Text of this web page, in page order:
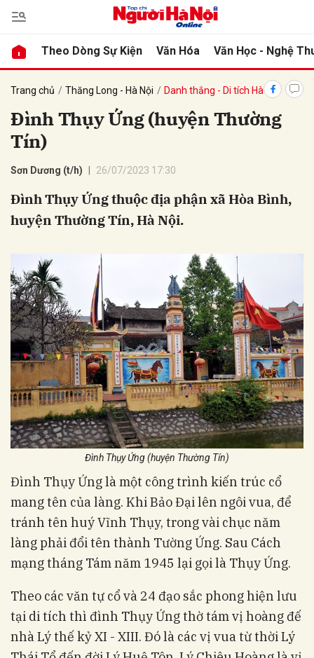
Theo Dòng Sự Kiện Văn Hóa Văn Học - Nghệ
Trang chủ Thăng Long - Hà Nội Danh thắng - Di tích Hà Nội
Đình Thụy Ứng (huyện Thường
Tín)
Sơn Dương (t/h) 26/07/2023 17:30
Đình Thụy Ứng thuộc địa phận xã Hòa Bình,
huyện Thường Tín, Hà Nội.
Đình Thụy Ứng (huyện Thường Tín)
Đình Thụy Ứng là một công trình kiến trúc cổ
mang tên của làng. Khi Bảo Đại lên ngôi vua, để
tránh tên huý Vĩnh Thụy, trong vài chục năm
làng phải đổi tên thành Tường Ứng. Sau Cách
mạng tháng Tám năm 1945 lại gọi là Thụy Ứng.
Theo các văn tự cổ và 24 đạo sắc phong hiện lưu
tại di tích thì đình Thụy Ứng thờ tám vị hoàng đế
nhà Lý thế kỷ XI - XIII. Đó là các vị vua từ thời Lý
luận